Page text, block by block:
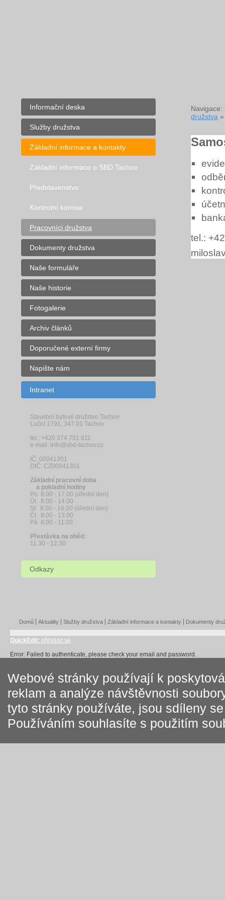
Informační deska
Služby družstva
Základní informace a kontakty
Základní informace o SBD Tachov
Představenstvo
Kontrolní komise
Pracovníci družstva
Dokumenty družstva
Naše formuláře
Naše historie
Fotogalerie
Archiv článků
Doporučené externí firmy
Napište nám
Intranet
Stavební bytové družstvo Tachov
Luční 1791, 347 01 Tachov
tel.: +420 374 751 811
e-mail: info@sbd-tachov.cz
IČ: 00041301
DIČ: CZ00041301
Základní pracovní doba
a pokladní hodiny
Po 8.00 - 17.00 (úřední den)
Út 8.00 - 14.00
St 8.00 - 16.00 (úřední den)
Čt 8.00 - 13.00
Pá 8.00 - 11.00
Přestávka na oběd:
11.30 - 12.30
Odkazy
Navigace:
družstva
tel.:
Domů Aktuality Služby družstva Základní informace a kontakty Dokumenty
QuickEdit: přihlásit se
Error: Failed to authenticate, please check your email and password.
Webové stránky používají k
reklam a analýze návštěvnosti
tyto stránky používáte, jsou sdíleny
Používáním souhlasíte s použitím